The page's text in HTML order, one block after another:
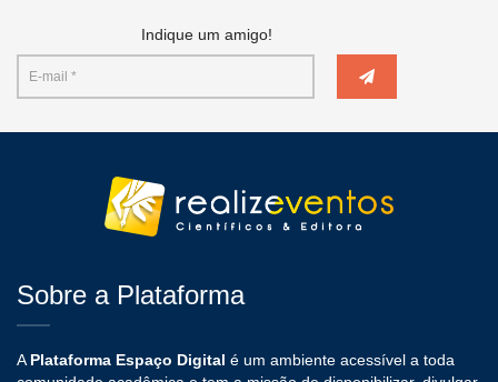
Indique um amigo!
Sobre a Plataforma
A Plataforma Espaço Digital é um ambiente acessível a toda